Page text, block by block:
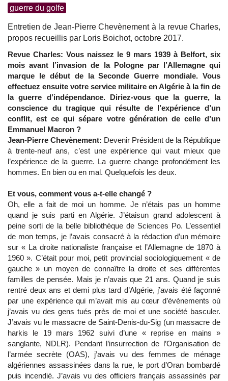
guerre du golfe
Entretien de Jean-Pierre Chevènement à la revue Charles,
propos recueillis par Loris Boichot, octobre 2017.
Revue Charles: Vous naissez le 9 mars 1939 à Belfort, six
mois avant l’invasion de la Pologne par l’Allemagne qui
marque le début de la Seconde Guerre mondiale. Vous
effectuez ensuite votre service militaire en Algérie à la fin de
la guerre d’indépendance. Diriez-vous que la guerre, la
conscience du tragique qui résulte de l’expérience d’un
conflit, est ce qui sépare votre génération de celle d’un
Emmanuel Macron ?
Jean-Pierre Chevènement: Devenir Président de la République
à trente-neuf ans, c’est une expérience qui vaut mieux que
l’expérience de la guerre. La guerre change profondément les
hommes. En bien ou en mal. Quelquefois les deux.
Et vous, comment vous a-t-elle changé ?
Oh, elle a fait de moi un homme. Je n’étais pas un homme
quand je suis parti en Algérie. J’étaisun grand adolescent à
peine sorti de la belle bibliothèque de Sciences Po. L’essentiel
de mon temps, je l’avais consacré à la rédaction d’un mémoire
sur « La droite nationaliste française et l’Allemagne de 1870 à
1960 ». C’était pour moi, petit provincial sociologiquement « de
gauche » un moyen de connaître la droite et ses différentes
familles de pensée. Mais je n’avais que 21 ans. Quand je suis
rentré deux ans et demi plus tard d’Algérie, j’avais été façonné
par une expérience qui m’avait mis au cœur d’évènements où
j’avais vu des gens tués près de moi et une société basculer.
J’avais vu le massacre de Saint-Denis-du-Sig (un massacre de
harkis le 19 mars 1962 suivi d’une « reprise en mains »
sanglante, NDLR). Pendant l’insurrection de l’Organisation de
l’armée secrète (OAS), j’avais vu des femmes de ménage
algériennes assassinées dans la rue, le port d’Oran bombardé
puis incendié. J’avais vu des officiers français assassinés par